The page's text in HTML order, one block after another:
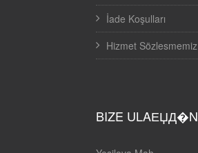
İade Koşulları
Hizmet Sözlesmemiz
BIZE ULAЕЏД�N